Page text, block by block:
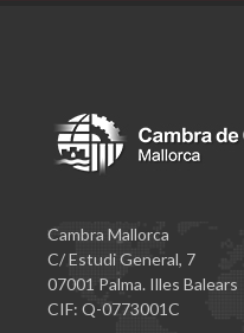
Cambra Mallorca
C/ Estudi General, 7
07001 Palma. Illes Balears
CIF: Q-0773001C